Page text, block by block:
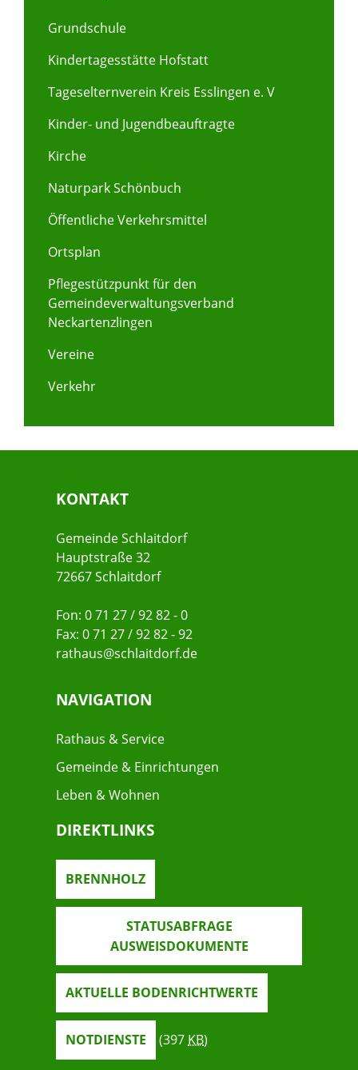
Grundschule
Kindertagesstätte Hofstatt
Tageselternverein Kreis Esslingen e. V
Kinder- und Jugendbeauftragte
Kirche
Naturpark Schönbuch
Öffentliche Verkehrsmittel
Ortsplan
Pflegestützpunkt für den
Gemeindeverwaltungsverband
Neckartenzlingen
Vereine
Verkehr
KONTAKT
Gemeinde Schlaitdorf
Hauptstraße 32
72667 Schlaitdorf
Fon: 0 71 27 / 92 82 - 0
Fax: 0 71 27 / 92 82 - 92
rathaus@schlaitdorf.de
NAVIGATION
Rathaus & Service
Gemeinde & Einrichtungen
Leben & Wohnen
DIREKTLINKS
BRENNHOLZ
STATUSABFRAGE
AUSWEISDOKUMENTE
AKTUELLE BODENRICHTWERTE
NOTDIENSTE (397KB)